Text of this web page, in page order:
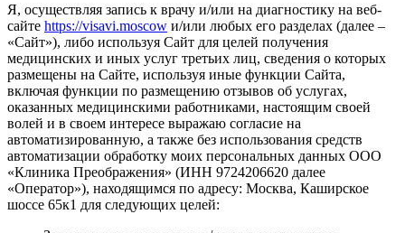
Я, осуществляя запись к врачу и/или на диагностику на веб-
сайте https://visavi.moscow и/или любых его разделах (далее –
«Сайт»), либо используя Сайт для целей получения
медицинских и иных услуг третьих лиц, сведения о которых
размещены на Сайте, используя иные функции Сайта,
включая функции по размещению отзывов об услугах,
оказанных медицинскими работниками, настоящим своей
волей и в своем интересе выражаю согласие на
автоматизированную, а также без использования средств
автоматизации обработку моих персональных данных ООО
«Клиника Преображения» (ИНН 9724206620 далее
«Оператор»), находящимся по адресу: Москва, Каширское
шоссе 65к1 для следующих целей: